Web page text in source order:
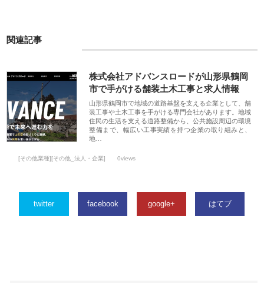
関連記事
株式会社アドバンスロードが山形県鶴岡
市で手がける舗装土木工事と求人情報
山形県鶴岡市で地域の道路基盤を支える企業として、舗
装工事や土木工事を手がける専門会社があります。地域
住民の生活を支える道路整備から、公共施設周辺の環境
整備まで、幅広い工事実績を持つ企業の取り組みと、
地…
[その他業種][その他_法人・企業] 0views
twitter facebook google+ はてブ